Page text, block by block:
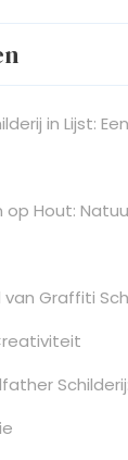
in Lijst:
Hout:
Graffiti